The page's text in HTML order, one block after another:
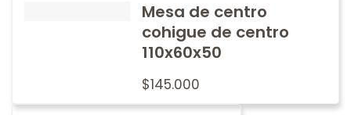
Mesa de centro
cohigue de centro
110x60x50
$145.000